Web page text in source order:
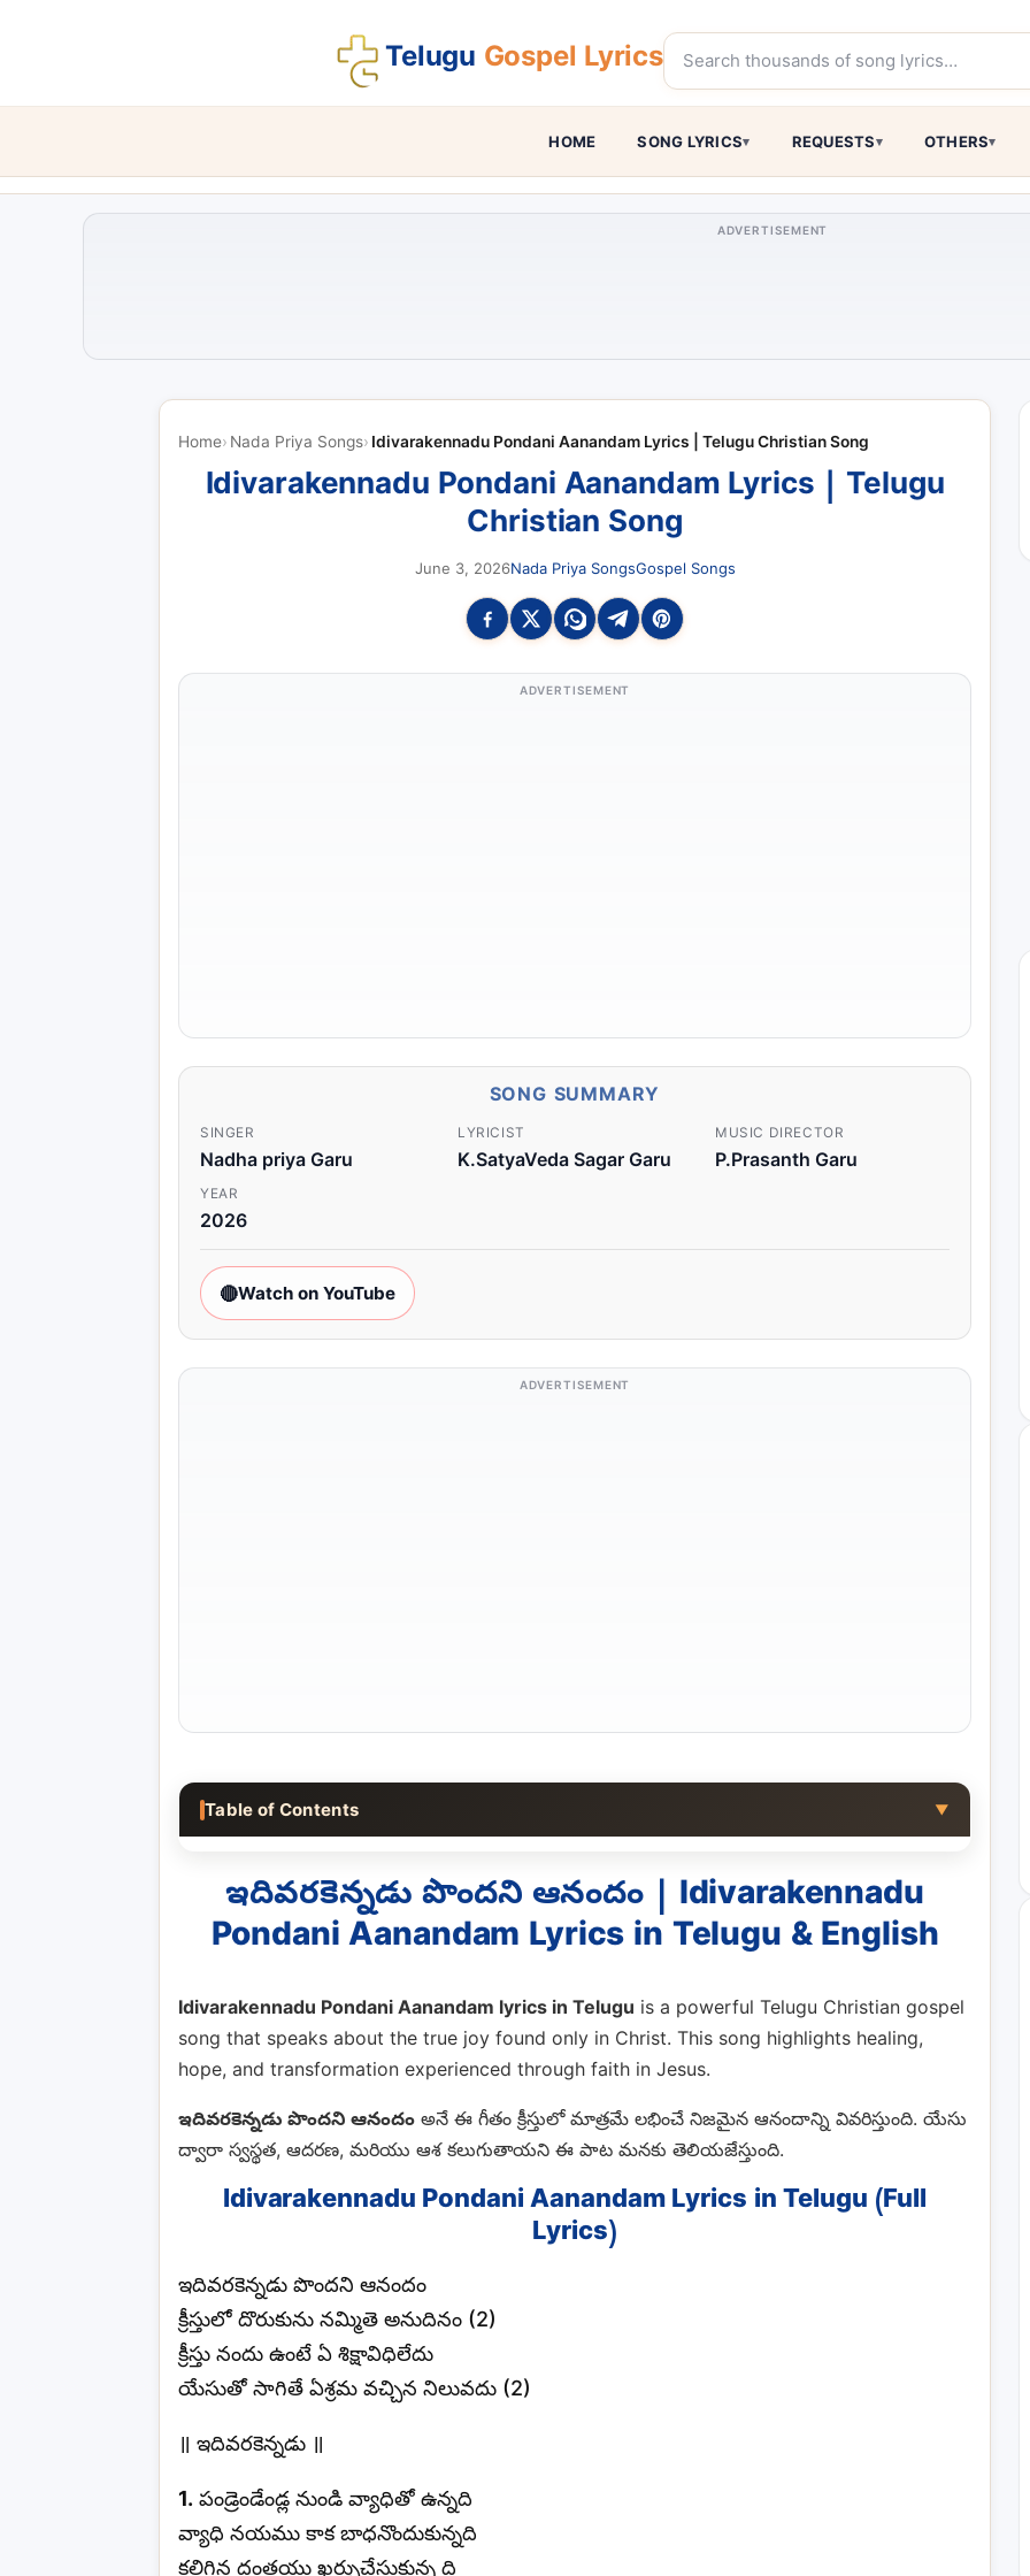
Telugu Gospel Lyrics
HOME SONG LYRICS REQUESTS OTHERS
ADVERTISEMENT
Home Nada Priya Songs Idivarakennadu Pondani Aanandam Lyrics | Telugu Christian Song
Idivarakennadu Pondani Aanandam Lyrics | Telugu
Christian Song
June 3, 2026Nada Priya SongsGospel Songs
ADVERTISEMENT
SONG SUMMARY
SINGER
Nadha priya Garu
LYRICIST
K.SatyaVeda Sagar Garu
MUSIC DIRECTOR
P.Prasanth Garu
YEAR
2026
🔴Watch on YouTube
ADVERTISEMENT
Table of Contents ▼
ఇదివరకెన్నడు పొందని ఆనందం | Idivarakennadu
Pondani Aanandam Lyrics in Telugu & English
Idivarakennadu Pondani Aanandam lyrics in Telugu is a powerful Telugu Christian gospel
song that speaks about the true joy found only in Christ. This song highlights healing,
hope, and transformation experienced through faith in Jesus.
ఇదివరకెన్నడు పొందని ఆనందం అనే ఈ గీతం క్రీస్తులో మాత్రమే లభించే నిజమైన ఆనందాన్ని వివరిస్తుంది. యేసు
ద్వారా స్వస్థత, ఆదరణ, మరియు ఆశ కలుగుతాయని ఈ పాట మనకు తెలియజేస్తుంది.
Idivarakennadu Pondani Aanandam Lyrics in Telugu (Full
Lyrics)
ఇదివరకెన్నడు పొందని ఆనందం
క్రీస్తులో దొరుకును నమ్మితె అనుదినం (2)
క్రీస్తు నందు ఉంటే ఏ శిక్షావిధిలేదు
యేసుతో సాగితే ఏశ్రమ వచ్చిన నిలువదు (2)
॥ ఇదివరకెన్నడు ॥
1. పండ్రెండేండ్ల నుండి వ్యాధితో ఉన్నది
వ్యాధి నయము కాక బాధనొందుకున్నది
కలిగిన దంతయు ఖర్చుచేసుకున్న ది